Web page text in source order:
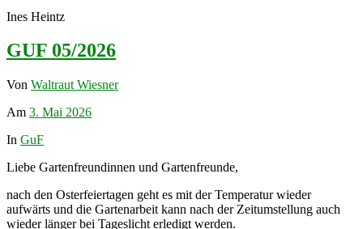
Ines Heintz
GUF 05/2026
Von Waltraut Wiesner
Am 3. Mai 2026
In GuF
Liebe Gartenfreundinnen und Gartenfreunde,
nach den Osterfeiertagen geht es mit der Temperatur wieder
aufwärts und die Gartenarbeit kann nach der Zeitumstellung auch
wieder länger bei Tageslicht erledigt werden.